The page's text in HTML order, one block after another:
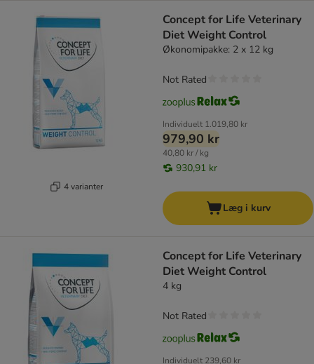
4 varianter
Concept for Life Veterinary
Diet Weight Control
Økonomipakke: 2 x 12 kg
Individuelt 1.019,80 kr
979,90 kr
40,80 kr / kg
930,91 kr
Not Rated
Læg i kurv
Concept for Life Veterinary
Diet Weight Control
4 kg
Individuelt 239,60 kr
Not Rated